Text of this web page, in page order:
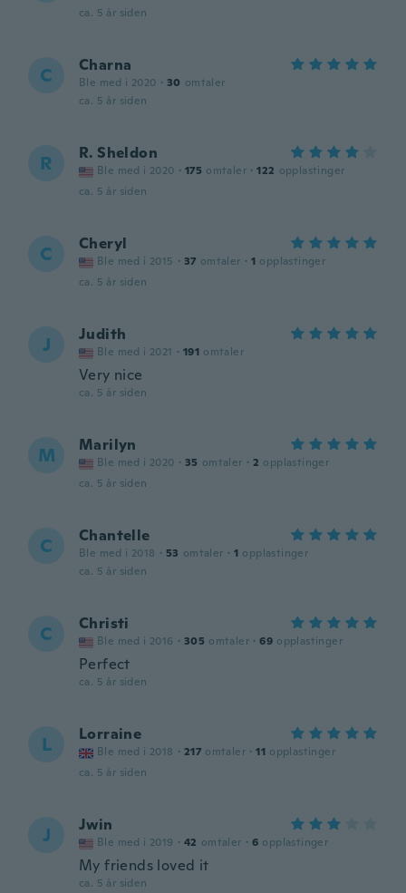
ca. 5 år siden
C Charna
Ble med i 2020 · 30 omtaler
ca. 5 år siden
R R. Sheldon
Ble med i 2020 · 175 omtaler · 122 opplastinger
ca. 5 år siden
C Cheryl
Ble med i 2015 · 37 omtaler · 1 opplastinger
ca. 5 år siden
J Judith
Ble med i 2021 · 191 omtaler
Very nice
ca. 5 år siden
M Marilyn
Ble med i 2020 · 35 omtaler · 2 opplastinger
ca. 5 år siden
C Chantelle
Ble med i 2018 · 53 omtaler · 1 opplastinger
ca. 5 år siden
C Christi
Ble med i 2016 · 305 omtaler · 69 opplastinger
Perfect
ca. 5 år siden
L Lorraine
Ble med i 2018 · 217 omtaler · 11 opplastinger
ca. 5 år siden
J Jwin
Ble med i 2019 · 42 omtaler · 6 opplastinger
My friends loved it
ca. 5 år siden